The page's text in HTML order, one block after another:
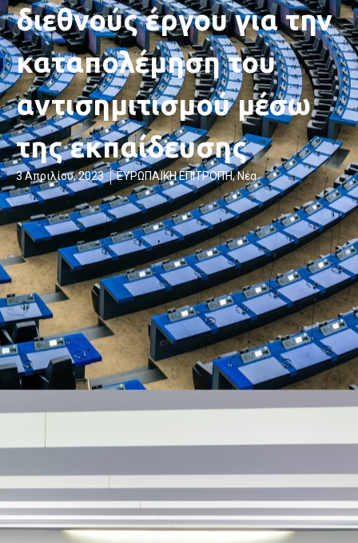
διεθνούς έργου για την
καταπολέμηση του
αντισημιτισμού μέσω
της εκπαίδευσης
3 Απριλίου, 2023 ΕΥΡΩΠΑΪΚΗ ΕΠΙΤΡΟΠΉ,Νέα